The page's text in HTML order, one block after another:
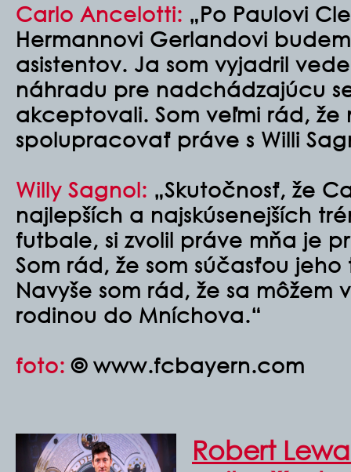
Carlo Ancelotti: „Po Paulovi
Hermannovi Gerlandovi
asistentov. Ja som vyjadril
náhradu pre nadchádzajúcu
akceptovali. Som veľmi rád, že
spolupracovať práve s Willi
Willy Sagnol: „Skutočnosť, že
najlepších a najskúsenejších
futbale, si zvolil práve mňa je
Som rád, že som súčasťou
Navyše som rád, že sa môžem
rodinou do Mníchova.“
foto:© www.fcbayern.com
Robert